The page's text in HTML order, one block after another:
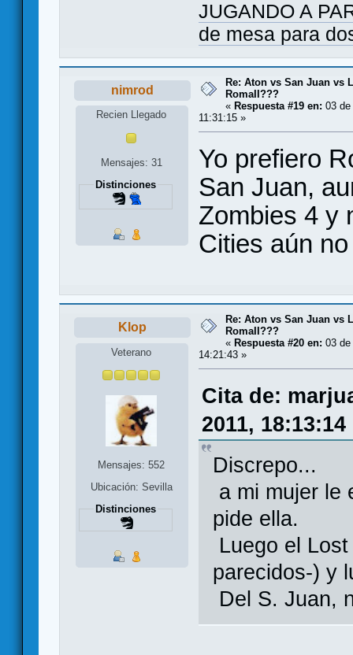
JUGANDO A
de mesa para
nimrod
Recien Llegado
Mensajes: 31
Distinciones
Re: Aton vs San Juan vs
RomaII???
« Respuesta #19 en: 03
11:31:15 »
Yo prefiero
San Juan,
Zombies 4 y
Cities aún
Klop
Veterano
Mensajes: 552
Ubicación: Sevilla
Distinciones
Re: Aton vs San Juan vs
RomaII???
« Respuesta #20 en: 03
14:21:43 »
Cita de:
2011, 18:13:14
Discrepo...
a mi mujer le
pide ella.
Luego el
parecidos-) y
Del S. Juan,